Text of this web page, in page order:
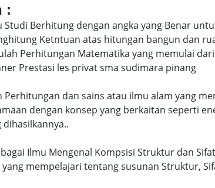
:
Berhitung dengan angka yang Benar
Ketntuan atas hitungan bangun dan
Perhitungan Matematika yang memulai
Prestasi les privat sma sudimara pinang
Perhitungan dan sains atau ilmu alam yang
dengan konsep yang berkaitan seperti
Ilmu Mengenal Kompsisi Struktur dan
mempelajari tentang susunan Struktur,